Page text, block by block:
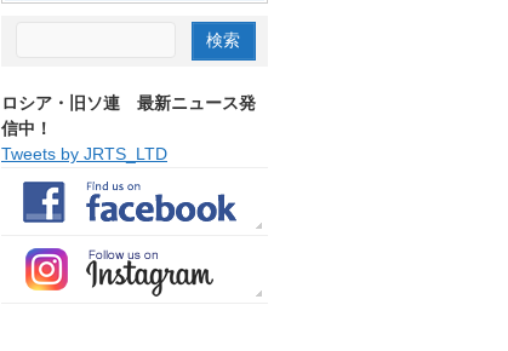
ロシア・旧ソ連 最新ニュース発
信中！
Tweets by JRTS_LTD